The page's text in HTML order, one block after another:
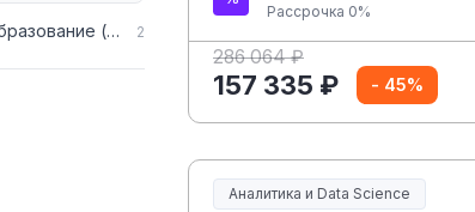
Дополнительное образование (ДПО) 2
Рассрочка 0%
286 064 ₽
157 335 ₽ - 45%
Аналитика и Data Science